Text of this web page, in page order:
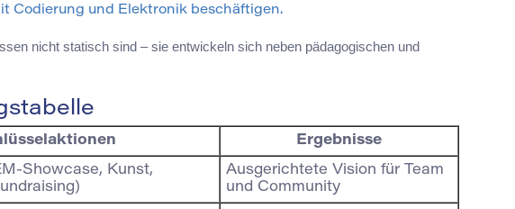
Codierung und Elektronik beschäftigen.
nicht statisch sind – sie entwickeln sich neben pädagogischen und
Ergebnisse
Showcase, Kunst,
Ausgerichtete Vision für Team
und Community